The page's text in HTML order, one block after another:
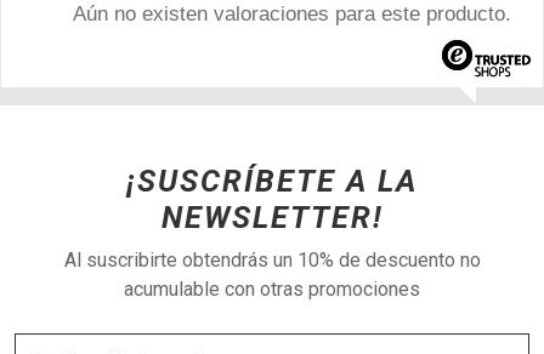
Aún no existen valoraciones para este producto.
¡SUSCRÍBETE A LA
NEWSLETTER!
Al suscribirte obtendrás un 10% de descuento no
acumulable con otras promociones